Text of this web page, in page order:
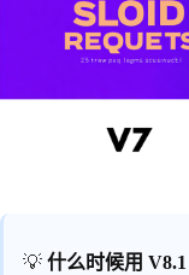
💡 什么时候用 V8.1